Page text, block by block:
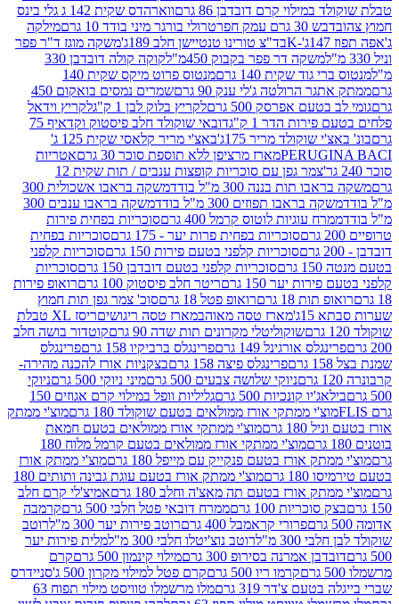
קרם דובדבן 86 גרם
ווארהדס שקית 142 ג גלי בינס
דבש 30 גרם עמק חפר
טרולי בורגר מיני בודד 10 גרם
מילקה
בד"צ טורינו טנטיישן חלב 189ג'
משקה מוגז ד"ר פפר
משקה דר פפר בקבוק 450מ"ל
קוקה קולה דובדבן 330
גוד שקית 140 גרם
מנטוס פרוט מיקס שקית 140
הרולטה ג'לי ענק 90 גרם
שמרים נמסים בואקום 450
אפרסק 500 גרם
לקריץ בלוק לבן 1 ק"ג
לקריץ וידאל
הדר 1 ק"ג
דובאי שוקולד חלב פיסטוק וקדאיף 75
שוקולד מריר 175ג'
באצ'י מריר קלאסי שקית 125 ג'
מארז מרציפן ללא תוספת סוכר 30 גרם
אטריות
צמר גפן עם סוכריות קופצות ענבים / תות שקית 12
תות בננה 300 מ"ל בודד
משקה בראבו אשכולית 300
בראבו תפוזים 300 מ"ל בודד
משקה בראבו ענבים 300
עוגיות לוטוס קרמל 400 גרם
סוכריות בפחית פירות
סוכריות בפחית פרות יער - 175 גרם
סוכריות בפחית
סוכריות קלפני בטעם פירות 150 גרם
סוכריות קלפני
סוכריות קלפני בטעם דובדבן 150 גרם
סוכריות
יער 150 גרם
ריטר חלב פיסטוק 100 גרם
רואופ פירות
תות 18 גרם
רואופ פטל 18 גרם
סוכ' צמר גפן תות חמוץ
מארז טסה מאוהב מארז טסה ריגושים
ריסז XL טבלת
שוקוליטלי מקרונים תות שדה 90 גרם
קוטדור בושה חלב
אורגינל 149 גרם
פרינגלס ברביקיו 158 גרם
פרינגלס
פרינגלס פיצה 158 גרם
בצקניות אורז להכנה מהירה-
ניוקי שלושה צבעים 500 גרם
מיני ניוקי 500 גרם
ניוקי
קונכיות 500 גרם
גליליות וופל במילוי קרם אגוזים 150
ממתקי אורז ממולאים בטעם שוקולד 180 גרם
מוצ'י ממתק
גרם
מוצ'י ממתקי אורז ממולאים בטעם חמאת
מוצ'י ממתקי אורז ממולאים בטעם קרמל מלוח 180
אורז בטעם פנקייק עם מייפל 180 גרם
מוצ'י ממתק אורז
גרם
מוצ'י ממתק אורז בטעם עוגת גבינה ותותים 180
אורז בטעם תה מאצ'ה וחלב 180 גרם
אמיצ'לי קרם חלב
סוכריות 100 גרם
ממרח דובאי פטל חלבי 500 גרם
קרמבה
פרורי קראמבל 400 גרם
רוטב פירות יער 300 מ"ל
רוטב
300 מ"ל
רוטב נוצ'יטלו חלבי 300 מ"ל
מלית פירות יער
אמרנה בסירופ 300 גרם
מילוי קינמון 500 גרם
קרם
קרמו ריו 500 גרם
קרם פטל למילוי מקרון 500 ג'
סניידרס
צ'דר 319 גרם
מלו מרשמלו טוויסט מילוי תפוח 63